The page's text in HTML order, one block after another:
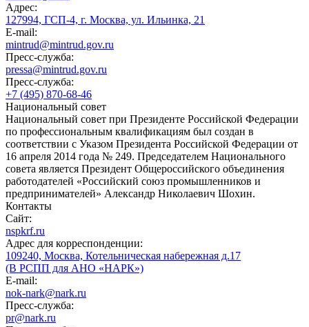
Адрес:
127994, ГСП-4, г. Москва, ул. Ильинка, 21
E-mail:
mintrud@mintrud.gov.ru
Пресс-служба:
pressa@mintrud.gov.ru
Пресс-служба:
+7 (495) 870-68-46
Национальный совет
Национальный совет при Президенте Российской Федерации
по профессиональным квалификациям был создан в
соответствии с Указом Президента Российской Федерации от
16 апреля 2014 года № 249. Председателем Национального
совета является Президент Общероссийского объединения
работодателей «Российский союз промышленников и
предпринимателей» Александр Николаевич Шохин.
Контакты
Сайт:
nspkrf.ru
Адрес для корреспонденции:
109240, Москва, Котельническая набережная д.17
(В РСПП для АНО «НАРК»)
E-mail:
nok-nark@nark.ru
Пресс-служба:
pr@nark.ru